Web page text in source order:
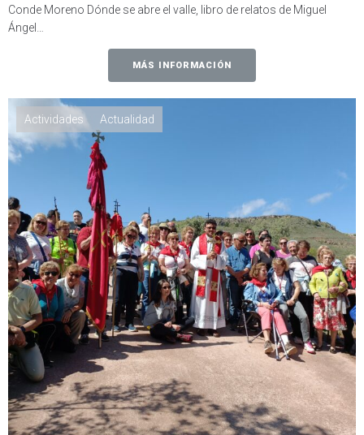
Conde Moreno Dónde se abre el valle, libro de relatos de Miguel
Ángel…
MÁS INFORMACIÓN
Actividades Actualidad